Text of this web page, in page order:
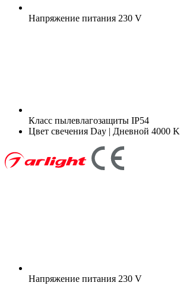
Напряжение питания 230 V
Класс пылевлагозащиты IP54
Цвет свечения Day | Дневной 4000 K
Напряжение питания 230 V